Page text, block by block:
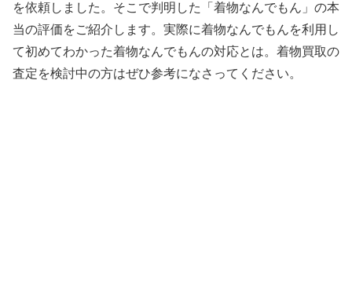
を依頼しました。そこで判明した「着物なんでもん」の本
当の評価をご紹介します。実際に着物なんでもんを利用し
て初めてわかった着物なんでもんの対応とは。着物買取の
査定を検討中の方はぜひ参考になさってください。